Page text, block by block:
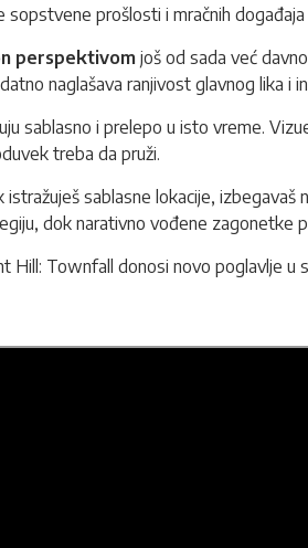
prošlosti i mračnih
perspektivom još od sada već
naglašava ranjivost glavnog lika i
sablasno i prelepo u isto vreme.
treba da pruži.
istražuješ sablasne lokacije,
dok narativno vođene zagonetke
Townfall donosi novo poglavlje